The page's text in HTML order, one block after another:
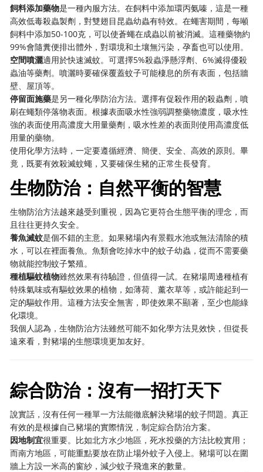
飼料添加藥物是一種內服方法。在飼料中添加環丙氨嗪，這是一種
高效低毒殺蟲製劑，對雙翅目昆蟲幼蟲有特效。在蠅害期間，每噸
飼料中添加50-100克，可以使蒼蠅在成蟲以前被消滅。這種藥物約
99%會隨糞便排出體外，對環境和土壤無污染，孕畜也可以使用。
空間噴灑適用於快速滅蚊。可選擇5%殺蟲淨懸浮劑、6%滅得優殺
蟲油等藥劑。噴灑時要確保覆蓋蚊子可能棲息的所有表面，包括牆
壁、屋頂等。
停留面施藥是另一種化學防治方法。選擇有促殺作用的殺蟲劑，噴
刷在蠅類停落物表面。根據表面吸水性強弱調整藥物濃度，吸水性
強的表面使用高濃度大用量藥劑，吸水性差的表面則使用高濃度低
用量的藥物。
使用化學方法時，一定要遵循經濟、簡便、安全、高效的原則。畢
竟，既要有效殺滅蚊蠅，又要確保生豬的正常生長發育。
生物防治：自然平衡的智慧
生物防治方法越來越受到重視，因為它更符合生態平衡的理念，而
且往往更持久安全。
養魚滅蚊是個不錯的主意。如果豬場內有景觀水池或無法清除的積
水，可以在裡面養魚。魚類會吃掉水中的蚊子幼蟲，從而不需要藥
物就能控制蚊子繁殖。
種植驅蚊植物雖然效果有待驗證，但值得一試。在豬場周邊種植有
特殊氣味或有驅蚊效果的植物，如薄荷、薰衣草等，或許能起到一
定的驅蚊作用。這種方法安全無害，即使效果不顯著，至少也能綠
化環境。
我個人認為，生物防治方法雖然可能不如化學方法見效快，但從長
遠來看，對豬場的生態環境更加友好。
綜合防治：沒有一招打天下
說實話，沒有任何一種單一方法能徹底解決豬場的蚊子問題。真正
有效的是根據自己豬場的實際情況，制定綜合防治方案。
因地制宜很重要。比如北方水少地區，死水投藥的方法比較實用；
而南方地區，可能重點要放在防止場外蚊子入侵上。豬場可以在圍
牆上方設一米高的窗紗，減少蚊子飛進來的數量。